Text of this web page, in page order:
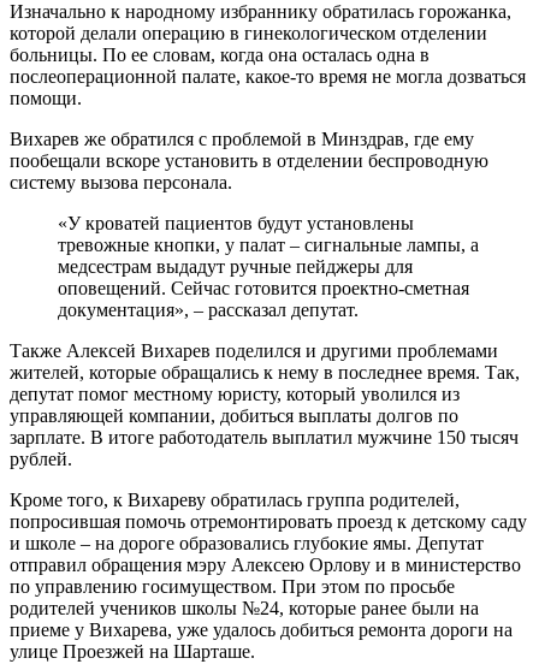
Изначально к народному избраннику обратилась горожанка,
которой делали операцию в гинекологическом отделении
больницы. По ее словам, когда она осталась одна в
послеоперационной палате, какое-то время не могла дозваться
помощи.
Вихарев же обратился с проблемой в Минздрав, где ему
пообещали вскоре установить в отделении беспроводную
систему вызова персонала.
«У кроватей пациентов будут установлены
тревожные кнопки, у палат – сигнальные лампы, а
медсестрам выдадут ручные пейджеры для
оповещений. Сейчас готовится проектно-сметная
документация», – рассказал депутат.
Также Алексей Вихарев поделился и другими проблемами
жителей, которые обращались к нему в последнее время. Так,
депутат помог местному юристу, который уволился из
управляющей компании, добиться выплаты долгов по
зарплате. В итоге работодатель выплатил мужчине 150 тысяч
рублей.
Кроме того, к Вихареву обратилась группа родителей,
попросившая помочь отремонтировать проезд к детскому саду
и школе – на дороге образовались глубокие ямы. Депутат
отправил обращения мэру Алексею Орлову и в министерство
по управлению госимуществом. При этом по просьбе
родителей учеников школы №24, которые ранее были на
приеме у Вихарева, уже удалось добиться ремонта дороги на
улице Проезжей на Шарташе.